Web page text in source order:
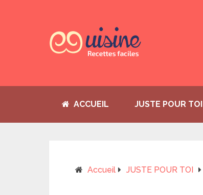
ACCUEIL JUSTE POUR TOI
Accueil JUSTE POUR TOI